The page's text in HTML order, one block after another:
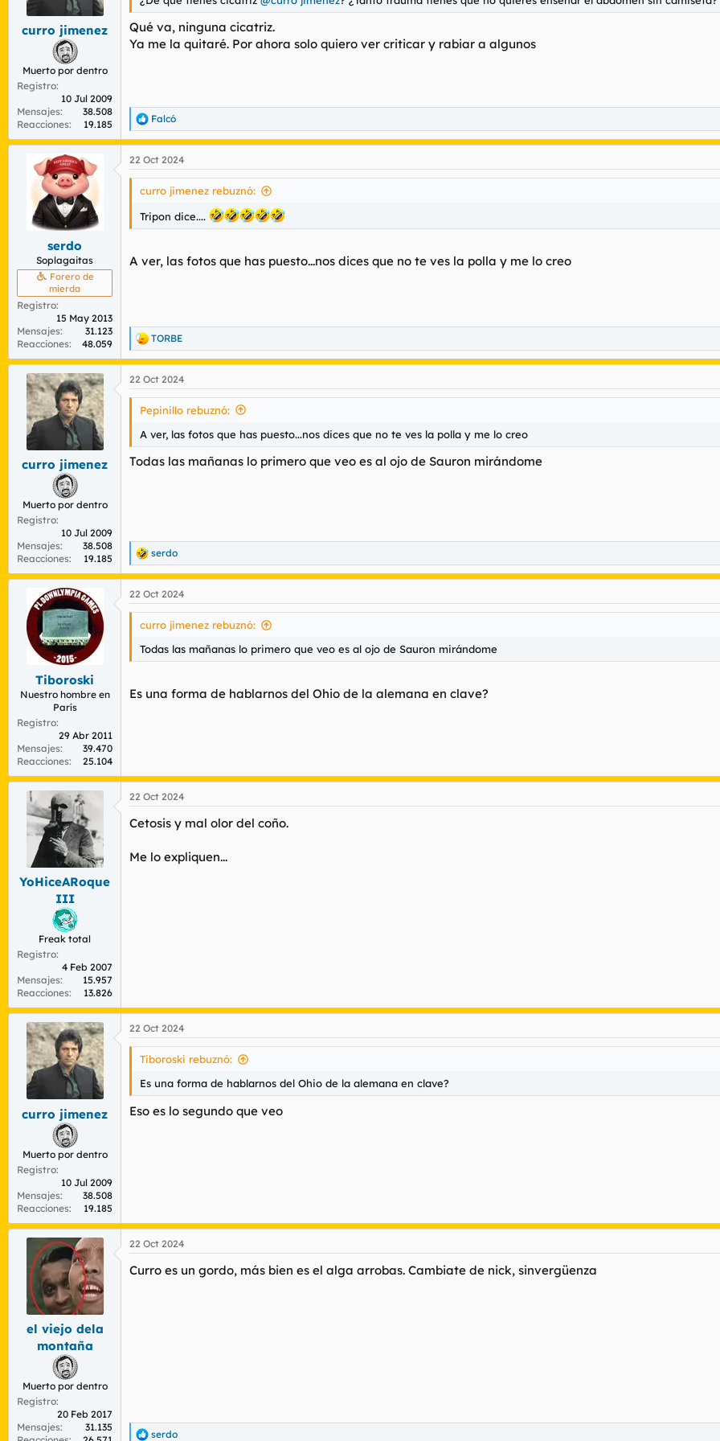
curro jimenez
Muerto por dentro
Registro
10 Jul 2009
Mensajes
38.508
Reacciones
19.185
Qué va, ninguna cicatriz.
Ya me la quitaré. Por ahora solo quiero ver criticar y rabiar a algunos
R
e
a
c
c
n
e
Falcó
serdo
Soplagaitas
Forero de
mierda
Registro
15 May 2013
Mensajes
31.123
Reacciones
48.059
22 Oct 2024
curro jimenez rebuznó:
Tripon dice....
A ver, las fotos que has puesto...nos dices que no te ves la polla y me lo creo
R
e
a
c
c
e
s
TORBE
curro jimenez
Muerto por dentro
Registro
10 Jul 2009
Mensajes
38.508
Reacciones
19.185
22 Oct 2024
Pepinillo rebuznó:
A ver, las fotos que has puesto...nos dices que no te ves la polla y me lo creo
Todas las mañanas lo primero que veo es al ojo de Sauron mirándome
R
e
a
c
c
n
e
:
serdo
Tiboroski
Nuestro hombre en
París
Registro
29 Abr 2011
Mensajes
39.470
Reacciones
25.104
22 Oct 2024
curro jimenez rebuznó:
Todas las mañanas lo primero que veo es al ojo de Sauron mirándome
Es una forma de hablarnos del Ohio de la alemana en clave?
YoHiceARoque
III
Freak total
Registro
4 Feb 2007
Mensajes
15.957
Reacciones
13.826
22 Oct 2024
Cetosis y mal olor del coño.
Me lo expliquen...
curro jimenez
Muerto por dentro
Registro
10 Jul 2009
Mensajes
38.508
Reacciones
19.185
22 Oct 2024
Tiboroski rebuznó:
Es una forma de hablarnos del Ohio de la alemana en clave?
Eso es lo segundo que veo
el viejo dela
montaña
Muerto por dentro
Registro
20 Feb 2017
Mensajes
31.135
22 Oct 2024
Curro es un gordo, más bien es el alga arrobas. Cambiate de nick, sinvergüenza
serdo